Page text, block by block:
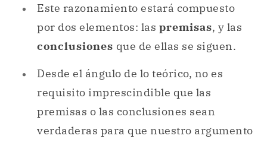
Este razonamiento estará compuesto
por dos elementos: las premisas, y las
conclusiones que de ellas se siguen.
Desde el ángulo de lo teórico, no es
requisito imprescindible que las
premisas o las conclusiones sean
verdaderas para que nuestro argumento